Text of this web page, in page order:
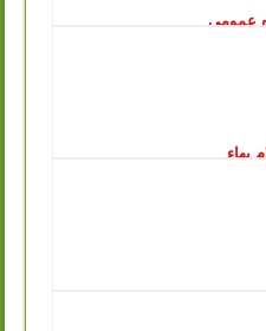
عمومی
ورامین در نظر دارد بازیافت
زباله چرمشهر را از طریق
و...
بهاء
ورامین درنظردارد جهت جمع
سطح شهر نسبت به